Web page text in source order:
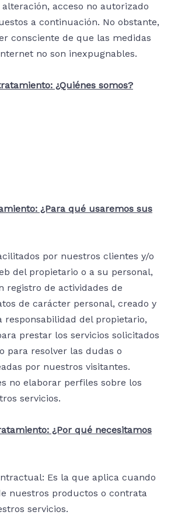
acceso no autorizado
a continuación. No obstante,
consciente de que las medidas
no son inexpugnables.
¿Quiénes somos?
¿Para qué usaremos sus
por nuestros clientes y/o
del propietario o a su personal,
registro de actividades de
de carácter personal, creado y
responsabilidad del propietario,
prestar los servicios solicitados
para resolver las dudas o
por nuestros visitantes.
no elaborar perfiles sobre los
servicios.
¿Por qué necesitamos
Es la que aplica cuando
nuestros productos o contrata
servicios.